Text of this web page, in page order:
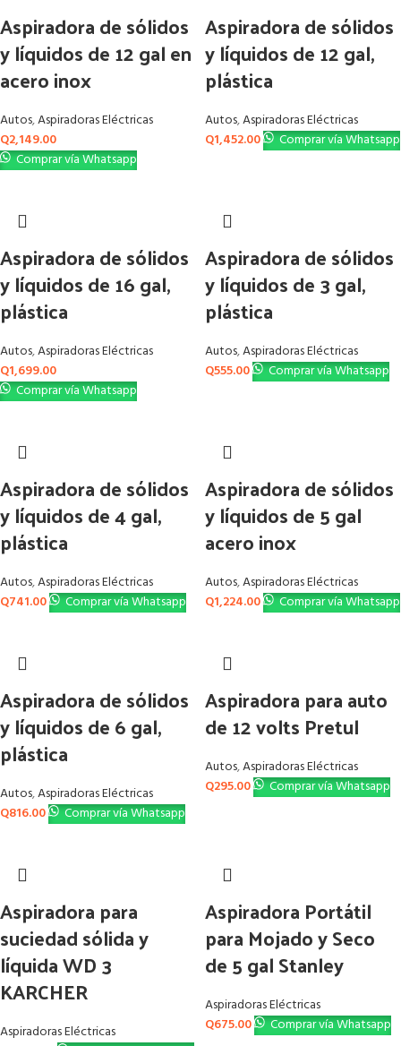
Aspiradora de sólidos
y líquidos de 12 gal en
acero inox
Autos,Aspiradoras Eléctricas
Q2,149.00
Comprar vía Whatsapp
Aspiradora de sólidos
y líquidos de 12 gal,
plástica
Autos,Aspiradoras Eléctricas
Q1,452.00 Comprar vía Whatsapp
Aspiradora de sólidos
y líquidos de 16 gal,
plástica
Autos,Aspiradoras Eléctricas
Q1,699.00
Comprar vía Whatsapp
Aspiradora de sólidos
y líquidos de 3 gal,
plástica
Autos,Aspiradoras Eléctricas
Q555.00 Comprar vía Whatsapp
Aspiradora de sólidos
y líquidos de 4 gal,
plástica
Autos,Aspiradoras Eléctricas
Q741.00 Comprar vía Whatsapp
Aspiradora de sólidos
y líquidos de 5 gal
acero inox
Autos,Aspiradoras Eléctricas
Q1,224.00 Comprar vía Whatsapp
Aspiradora de sólidos
y líquidos de 6 gal,
plástica
Autos,Aspiradoras Eléctricas
Q816.00 Comprar vía Whatsapp
Aspiradora para auto
de 12 volts Pretul
Autos,Aspiradoras Eléctricas
Q295.00 Comprar vía Whatsapp
Aspiradora para
suciedad sólida y
líquida WD 3
KARCHER
Aspiradoras Eléctricas
Aspiradora Portátil
para Mojado y Seco
de 5 gal Stanley
Aspiradoras Eléctricas
Q675.00 Comprar vía Whatsapp